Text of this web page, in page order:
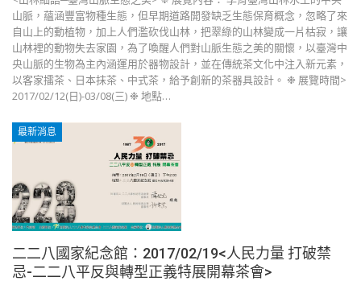
山脈，蘊涵豐富物種生態，但早期道路開發缺乏生態保育概念，忽略了來
自山上的動植物，加上人們濫砍伐山林，把翠綠的山林變成一片枯寂，讓
山林裡的動物失去家園，為了喚醒人們對山脈生態之美的關懷，以臺灣中
央山脈的生物為主內涵運用於器物設計，並在傳統茶文化中注入新元素，
以客家擂茶、日本抹茶、中式茶，給予創新的茶器具設計。 ❉ 展覽時間>
2017/02/12(日)-03/08(三) ❉ 地點…
最新消息
二二八國家紀念館：2017/02/19<人民力量 打破禁
忌-二二八平反與轉型正義特展開幕茶會>